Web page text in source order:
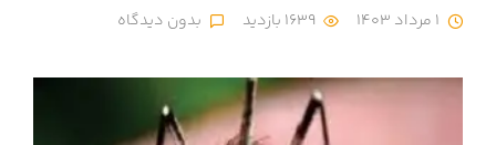
بدون دیدگاه